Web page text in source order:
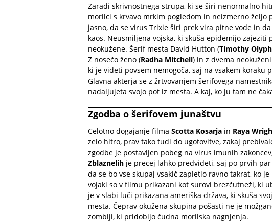
Zaradi skrivnostnega strupa, ki se širi nenormalno
morilci s krvavo mrkim pogledom in neizmerno željo
jasno, da se virus Trixie širi prek vira pitne vode in
kaos. Neusmiljena vojska, ki skuša epidemijo
neokužene. Šerif mesta David Hutton (Timothy
Z nosečo ženo (Radha Mitchell) in z dvema
ki je videti povsem nemogoča, saj na vsakem koraku
Glavna akterja se z žrtvovanjem šerifovega
nadaljujeta svojo pot iz mesta. A kaj, ko ju tam ne
Zgodba o šerifovem junaštvu
Celotno dogajanje filma Scotta Kosarja in Raya
zelo hitro, prav tako tudi do ugotovitve, zakaj
zgodbe je postavljen pobeg na virus imunih
Zblaznelih je precej lahko predvideti, saj po prvih
da se bo vse skupaj vsakič zapletlo ravno takrat, ko
vojaki so v filmu prikazani kot surovi brezčutneži, ki
je v slabi luči prikazana ameriška država, ki skuša
mesta. Čeprav okužena skupina pošasti ne je
zombiji, ki pridobijo čudna morilska nagnjenja.